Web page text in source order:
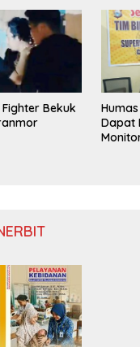
Bekuk
Dapat